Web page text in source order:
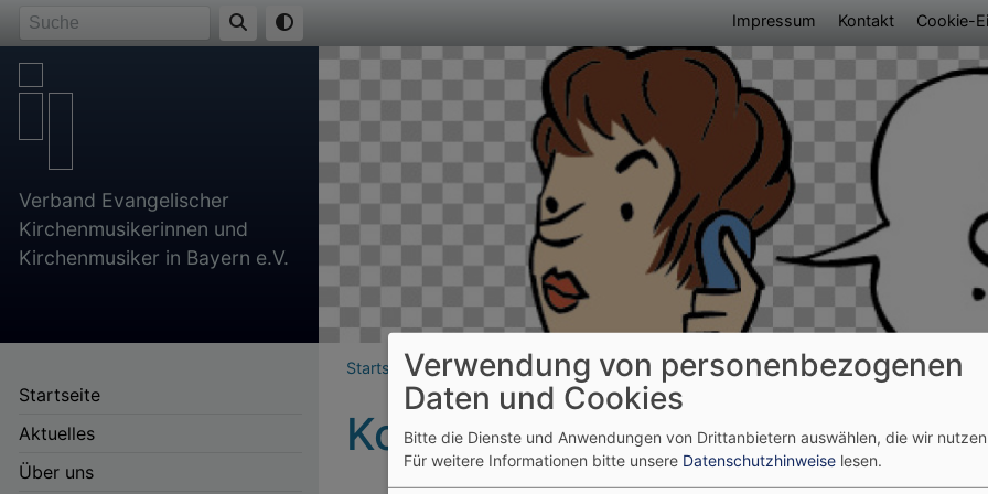
Direkt
zum
Inhalt
Impressum Kontakt Cookie-
Verband Evangelischer
Kirchenmusikerinnen und
Kirchenmusiker in Bayern e.V.
Startseite
Aktuelles
Über uns
Breadcrumb
Startseite Kontakt
Kontakt
Verwendung von personenbezogenen
Daten und Cookies
Bitte die Dienste und Anwendungen von Drittanbietern auswählen, die wir
Für weitere Informationen bitte unsere Datenschutzhinweise lesen.